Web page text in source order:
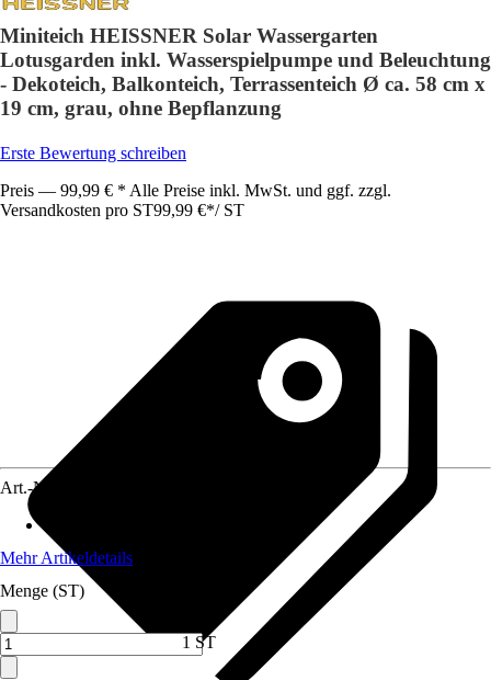
Miniteich HEISSNER Solar Wassergarten
Lotusgarden inkl. Wasserspielpumpe und Beleuchtung
- Dekoteich, Balkonteich, Terrassenteich Ø ca. 58 cm x
19 cm, grau, ohne Bepflanzung
Erste Bewertung schreiben
Preis — 99,99 € * Alle Preise inkl. MwSt. und ggf. zzgl.
Versandkosten pro ST99,99 €*/ ST
Art.-Nr.
Mehr Artikeldetails
Menge (ST)
1 ST